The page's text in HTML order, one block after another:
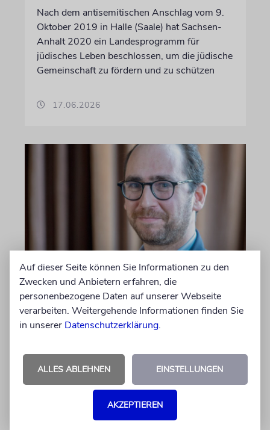
Nach dem antisemitischen Anschlag vom 9.
Oktober 2019 in Halle (Saale) hat Sachsen-
Anhalt 2020 ein Landesprogramm für
jüdisches Leben beschlossen, um die jüdische
Gemeinschaft zu fördern und zu schützen
17.06.2026
FRANKFURT AM MAIN
Jüdische Gemeinde zeichnet
Jugendengagement mit
Beni-Bloch-Preis aus
erinnern damit an seinen Einsatz für die
jüdische Gemeinschaft«, sagt der
Vorstandvorsitzende der Gemeinde, Benjamin
Auf dieser Seite können Sie Informationen zu den
Zwecken und Anbietern erfahren, die
personenbezogene Daten auf unserer Webseite
verarbeiten. Weitergehende Informationen finden Sie
in unserer Datenschutzerklärung.
ALLES ABLEHNEN EINSTELLUNGEN
AKZEPTIEREN